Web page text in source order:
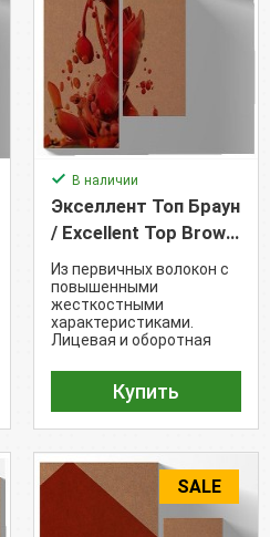
В наличии
Экселлент Топ Браун
/ Excellent Top Brown
- Uncoated Kraft /
EXBR (205 г/м²)
Из первичных волокон с
повышенными
жесткостными
характеристиками.
Лицевая и оборотная
Купить
SALE